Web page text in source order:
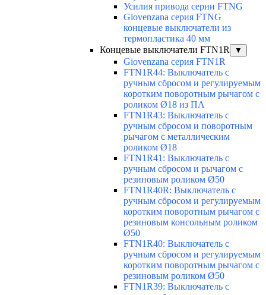
Усилия привода серии FTNG
Giovenzana серия FTNG
концевые выключатели из
термопластика 40 мм
Концевые выключатели FTN1R
▼
Giovenzana серия FTN1R
FTN1R44: Выключатель с
ручным сбросом и регулируемым
коротким поворотным рычагом с
роликом Ø18 из ПА
FTN1R43: Выключатель с
ручным сбросом и поворотным
рычагом с металлическим
роликом Ø18
FTN1R41: Выключатель с
ручным сбросом и рычагом с
резиновым роликом Ø50
FTN1R40R: Выключатель с
ручным сбросом и регулируемым
коротким поворотным рычагом с
резиновым консольным роликом
Ø50
FTN1R40: Выключатель с
ручным сбросом и регулируемым
коротким поворотным рычагом с
резиновым роликом Ø50
FTN1R39: Выключатель с